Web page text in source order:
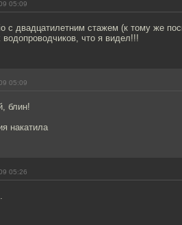
05:09
с двадцатилетним стажем (к тому же
водопроводчиков, что я видел!!!
05:09
блин!
накатила
05:26